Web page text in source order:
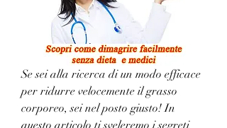
Se sei alla ricerca di un modo efficace
per ridurre velocemente il grasso
corporeo, sei nel posto giusto! In
questo articolo ti sveleremo i segreti